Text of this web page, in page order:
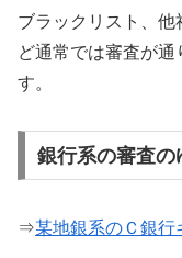
ブラックリスト、
ど通常では審査が
す。
銀行系の審査
⇒某地銀系のＣ銀行